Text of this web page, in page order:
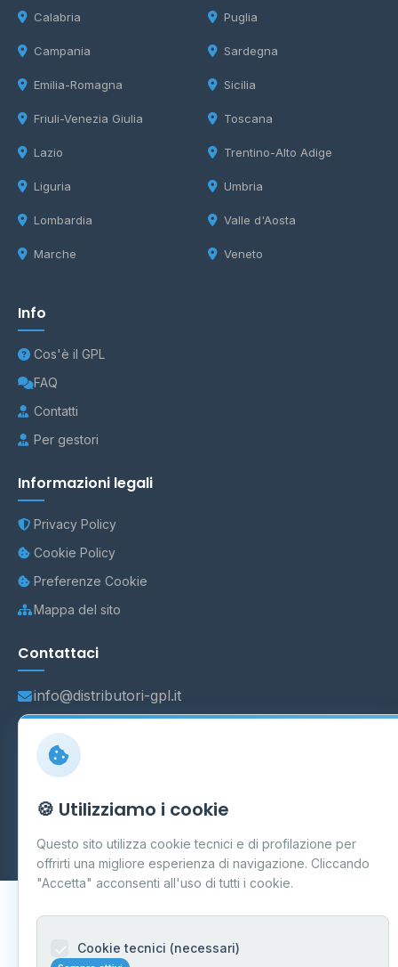
Calabria
Campania
Emilia-Romagna
Friuli-Venezia Giulia
Lazio
Liguria
Lombardia
Marche
Puglia
Sardegna
Sicilia
Toscana
Trentino-Alto Adige
Umbria
Valle d'Aosta
Veneto
Info
Cos'è il GPL
FAQ
Contatti
Per gestori
Informazioni legali
Privacy Policy
Cookie Policy
Preferenze Cookie
Mappa del sito
Contattaci
info@distributori-gpl.it
Carpi P.IVA 03859300364
Dati forniti da Ministero delle Imprese e del Made in Italy
Aggiornamento quotidiano
🍪 Utilizziamo i cookie
Questo sito utilizza cookie tecnici e di profilazione per
offrirti una migliore esperienza di navigazione. Cliccando
"Accetta" acconsenti all'uso di tutti i cookie.
Cookie tecnici (necessari)